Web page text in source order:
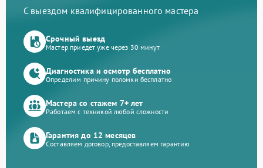
С выездом квалифицированного мастера
Срочный выезд
Мастер приедет уже через 30 минут
Диагностика и осмотр бесплатно
Определим причину поломки бесплатно
Мастера со стажем 7+ лет
Работаем с техникой любой сложности
Гарантия до 12 месяцев
Составляем договор, предоставляем гарантию